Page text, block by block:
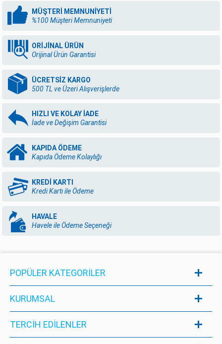
MÜŞTERİ MEMNUNİYETİ
%100 Müşteri Memnuniyeti
ORİJİNAL ÜRÜN
Orijinal Ürün Garantisi
ÜCRETSİZ KARGO
500 TL ve Üzeri Alışverişlerde
HIZLI VE KOLAY İADE
İade ve Değişim Garantisi
KAPIDA ÖDEME
Kapıda Ödeme Kolaylığı
KREDİ KARTI
Kredi Kartı ile Ödeme
HAVALE
Havele ile Ödeme Seçeneği
POPÜLER KATEGORILER
KURUMSAL
TERCİH EDİLENLER